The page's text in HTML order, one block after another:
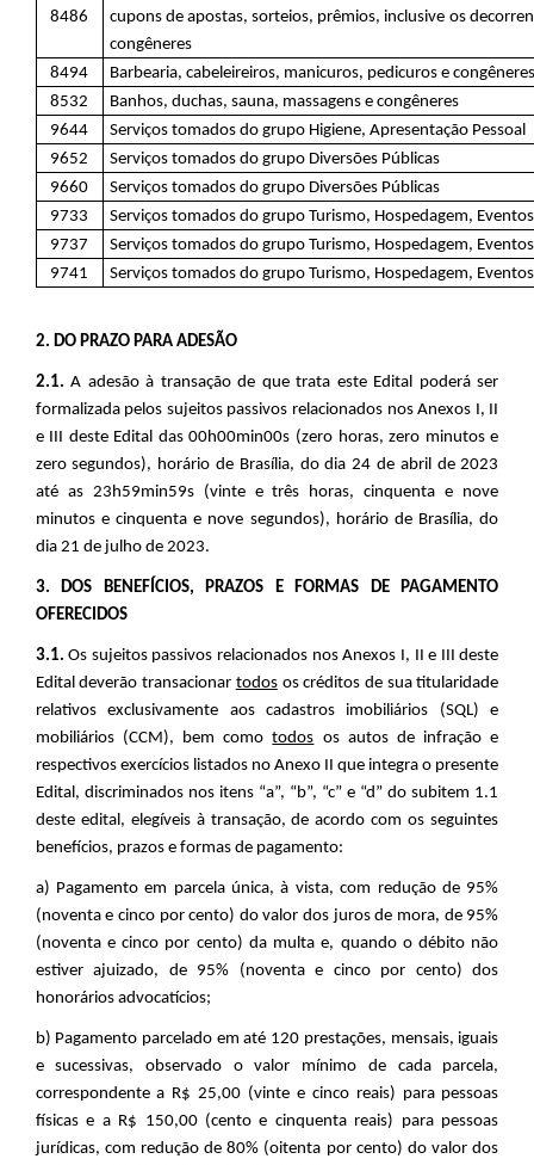
8486
cupons de apostas, sorteios, prêmios, inclusive os
congêneres
8494
Barbearia, cabeleireiros, manicuros, pedicuros e congêneres
8532
Banhos, duchas, sauna, massagens e congêneres
9644
Serviços tomados do grupo Higiene, Apresentação Pessoal
9652
Serviços tomados do grupo Diversões Públicas
9660
Serviços tomados do grupo Diversões Públicas
9733
Serviços tomados do grupo Turismo, Hospedagem,
9737
Serviços tomados do grupo Turismo, Hospedagem,
9741
Serviços tomados do grupo Turismo, Hospedagem,
2. DO PRAZO PARA ADESÃO
2.1. A adesão à transação de que trata este Edital poderá ser
formalizada pelos sujeitos passivos relacionados nos Anexos I, II
e III deste Edital das 00h00min00s (zero horas, zero minutos e
zero segundos), horário de Brasília, do dia 24 de abril de 2023
até as 23h59min59s (vinte e três horas, cinquenta e nove
minutos e cinquenta e nove segundos), horário de Brasília, do
dia 21 de julho de 2023.
3. DOS BENEFÍCIOS, PRAZOS E FORMAS DE PAGAMENTO
OFERECIDOS
3.1. Os sujeitos passivos relacionados nos Anexos I, II e III deste
Edital deverão transacionar todosos créditos de sua titularidade
relativosexclusivamente aos cadastros imobiliários (SQL) e
mobiliários (CCM), bem comotodos os autos de infração e
respectivos exercícios listados no Anexo II que integra o presente
Edital , discriminados nos itens “a”, “b”, “c” e “d” do subitem 1.1
deste edital, elegíveis à transação, de acordo com os seguintes
benefícios, prazos e formas de pagamento:
a) Pagamento em parcela única, à vista, com redução de 95%
(noventa e cinco por cento) do valor dos juros de mora, de 95%
(noventa e cinco por cento) da multa e, quando o débito não
estiver ajuizado, de 95% (noventa e cinco por cento) dos
honorários advocatícios;
b) Pagamento parcelado em até 120 prestações, mensais, iguais
e sucessivas, observado o valor mínimo de cada parcela,
correspondente a R$ 25,00 (vinte e cinco reais) para pessoas
físicas e a R$ 150,00 (cento e cinquenta reais) para pessoas
jurídicas, com redução de 80% (oitenta por cento) do valor dos